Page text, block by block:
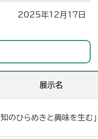
2025年12月17日
展示名
「知のひらめきと興味を生む」